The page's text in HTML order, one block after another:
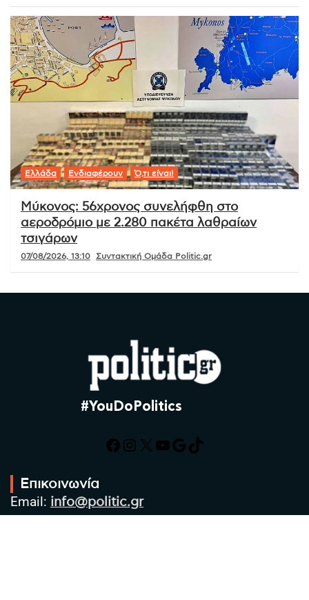
Ελλάδα Ενδιαφέρουν Ό,τι είναι!
Μύκονος: 56χρονος συνελήφθη στο
αεροδρόμιο με 2.280 πακέτα λαθραίων
τσιγάρων
07/08/2026, 13:10 Συντακτική Ομάδα Politic.gr
#YouDoPolitics
Facebook
Instagram
X YouTube
Google
TikTok
Επικοινωνία
Email: info@politic.gr
Τηλ: